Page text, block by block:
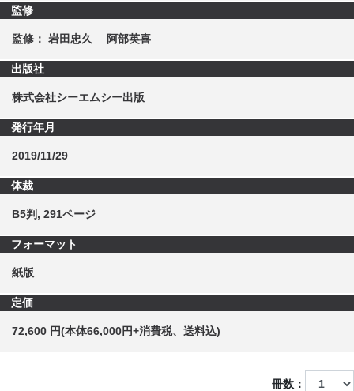
監修
監修： 岩田忠久 阿部英喜
出版社
株式会社シーエムシー出版
発行年月
2019/11/29
体裁
B5判, 291ページ
フォーマット
紙版
定価
72,600 円(本体66,000円+消費税、送料込)
冊数：